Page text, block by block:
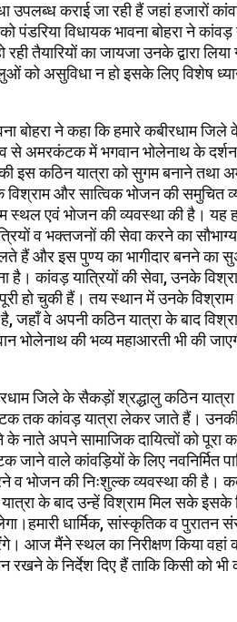
कराई जा रही हैं जहां हजारों
विधायक भावना बोहरा ने कांवड़
तैयारियों का जायजा उनके द्वारा
को असुविधा न हो इसके लिए विशेष
बोहरा ने कहा कि हमारे कबीरधाम
से अमरकंटक में भगवान भोलेनाथ के
इस कठिन यात्रा को सुगम बनाने तथा
और सात्विक भोजन की समुचित
एवं भोजन की व्यवस्था की है। यह
व भक्तजनों की सेवा करने का
हैं और इस पुण्य का भागीदार बनने का
है। कांवड़ यात्रियों की सेवा, उनके
हो चुकी हैं। तय स्थान में उनके
जहाँ वे अपनी कठिन यात्रा के बाद
भोलेनाथ की भव्य महाआरती भी की
जिले के सैकड़ों श्रद्धालु कठिन
तक कांवड़ यात्रा लेकर जाते हैं।
नाते अपने सामाजिक दायित्वों को पूरा
वाले कांवड़ियों के लिए नवनिर्मित
भोजन की निःशुल्क व्यवस्था की है।
के बाद उन्हें विश्राम मिल सके इसके
धार्मिक, सांस्कृतिक व
आज मैंने स्थल का निरीक्षण किया वहां
के निर्देश दिए हैं ताकि किसी को भी